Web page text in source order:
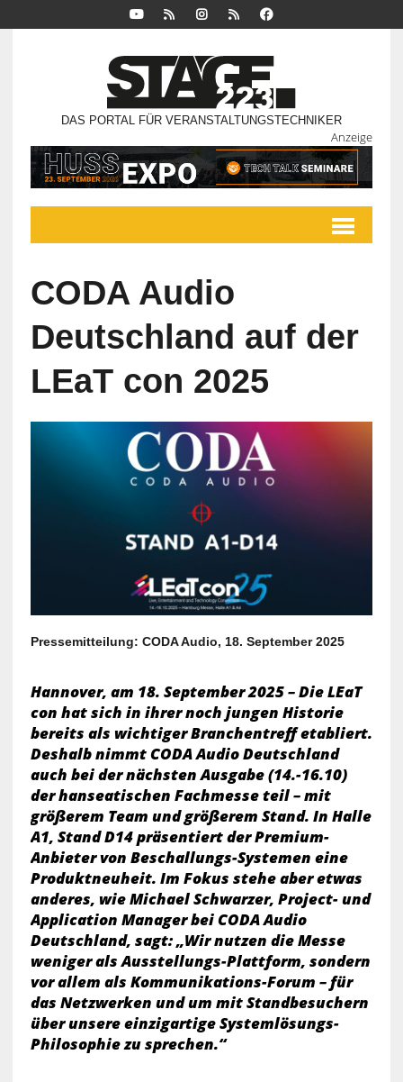
DAS PORTAL FÜR VERANSTALTUNGSTECHNIKER
Anzeige
CODA Audio
Deutschland auf der
LEaT con 2025
Pressemitteilung: CODA Audio, 18. September 2025
Hannover, am 18. September 2025 – Die LEaT
con hat sich in ihrer noch jungen Historie
bereits als wichtiger Branchentreff etabliert.
Deshalb nimmt CODA Audio Deutschland
auch bei der nächsten Ausgabe (14.-16.10)
der hanseatischen Fachmesse teil – mit
größerem Team und größerem Stand. In Halle
A1, Stand D14 präsentiert der Premium-
Anbieter von Beschallungs-Systemen eine
Produktneuheit. Im Fokus stehe aber etwas
anderes, wie Michael Schwarzer, Project- und
Application Manager bei CODA Audio
Deutschland, sagt: „Wir nutzen die Messe
weniger als Ausstellungs-Plattform, sondern
vor allem als Kommunikations-Forum – für
das Netzwerken und um mit Standbesuchern
über unsere einzigartige Systemlösungs-
Philosophie zu sprechen.“